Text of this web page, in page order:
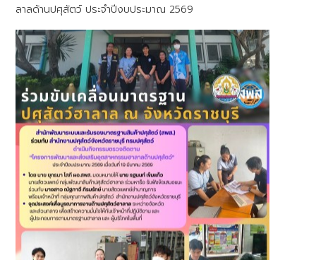
ลาลด้านปศุสัตว์ ประจำปีงบประมาณ 2569